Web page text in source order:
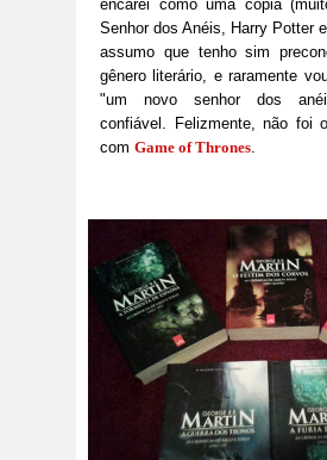
encarei como uma cópia
Senhor dos Anéis, Harry Potter
assumo que tenho sim
gênero literário, e raramente
"um novo senhor dos
confiável. Felizmente, não foi
com Game of Thrones.